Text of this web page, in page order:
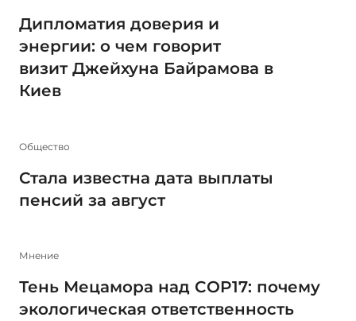
Дипломатия доверия и
энергии: о чем говорит
визит Джейхуна Байрамова в
Киев
Общество
Стала известна дата выплаты
пенсий за август
Мнение
Тень Мецамора над COP17: почему
экологическая ответственность